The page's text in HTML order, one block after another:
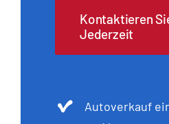
Kontaktieren
Jederzeit
Autoverkauf